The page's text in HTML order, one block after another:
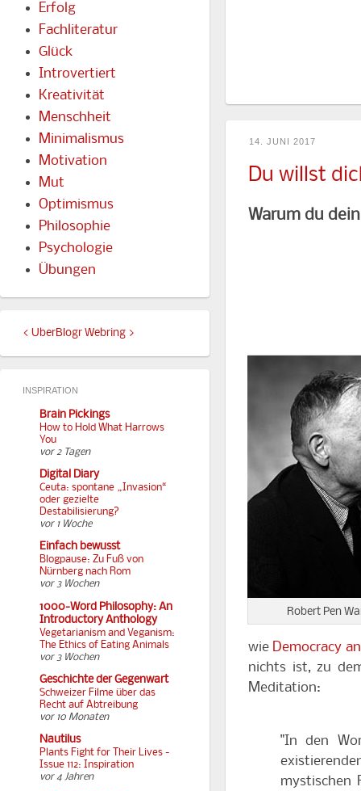
14. JUNI 2017
Du willst
Warum du
Robert Pen
wie Democracy
nichts ist, zu
Meditation:
"In den
mystischen
Erfolg
Fachliteratur
Glück
Introvertiert
Kreativität
Menschheit
Minimalismus
Motivation
Mut
Optimismus
Philosophie
Psychologie
Übungen
< UberBlogr Webring >
INSPIRATION
Brain Pickings
How to Hold What Harrows
You
vor 2 Tagen
Digital Diary
Ceuta: spontane „Invasion“
oder gezielte
Destabilisierung?
vor 1 Woche
Einfach bewusst
Blogpause: Zu Fuß von
Nürnberg nach Rom
vor 3 Wochen
1000-Word Philosophy: An
Introductory Anthology
Vegetarianism and Veganism:
The Ethics of Eating Animals
vor 3 Wochen
Geschichte der Gegenwart
Schweizer Filme über das
Recht auf Abtreibung
vor 10 Monaten
Nautilus
Plants Fight for Their Lives -
Issue 112: Inspiration
vor 4 Jahren